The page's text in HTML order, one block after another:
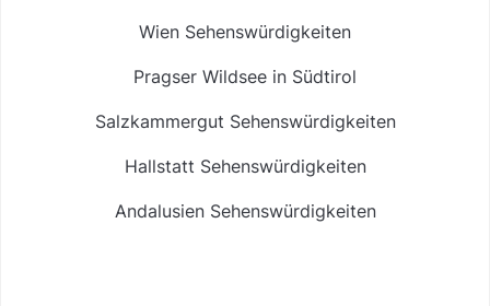
Wien Sehenswürdigkeiten
Pragser Wildsee in Südtirol
Salzkammergut Sehenswürdigkeiten
Hallstatt Sehenswürdigkeiten
Andalusien Sehenswürdigkeiten